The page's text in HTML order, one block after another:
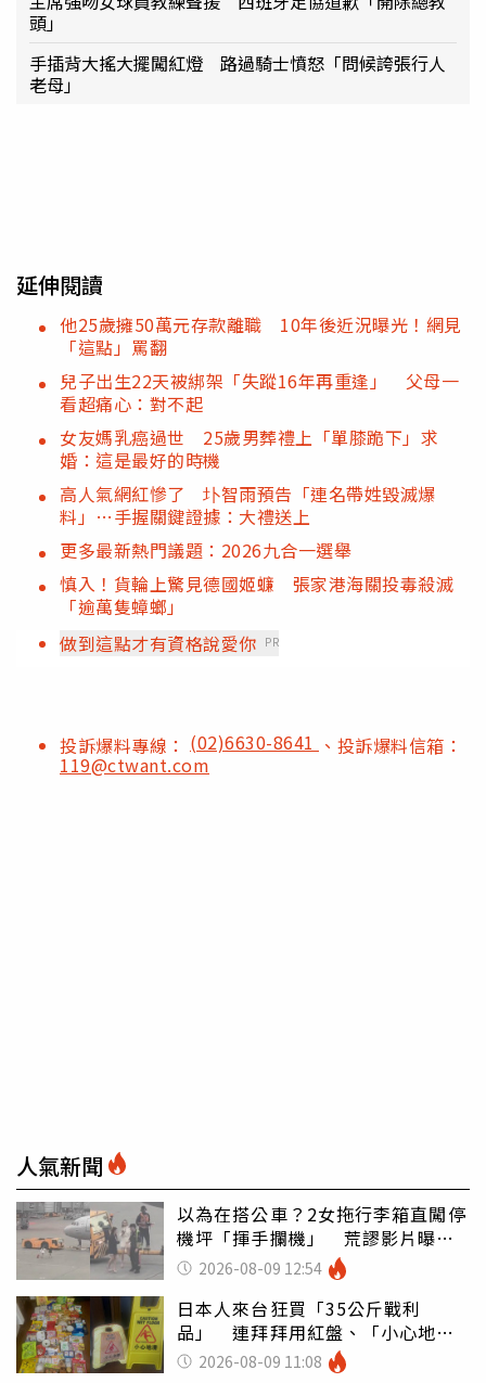
頭」
手插背大搖大擺闖紅燈 路過騎士憤怒「問候誇張行人
老母」
延伸閱讀
他25歲擁50萬元存款離職 10年後近況曝光！網見
「這點」罵翻
兒子出生22天被綁架「失蹤16年再重逢」 父母一
看超痛心：對不起
女友媽乳癌過世 25歲男葬禮上「單膝跪下」求
婚：這是最好的時機
高人氣網紅慘了 圤智雨預告「連名帶姓毀滅爆
料」…手握關鍵證據：大禮送上
更多最新熱門議題：2026九合一選舉
慎入！貨輪上驚見德國姬蠊 張家港海關投毒殺滅
「逾萬隻蟑螂」
做到這點才有資格說愛你 PR
投訴爆料專線： (02)6630-8641 、投訴爆料信箱：
119@ctwant.com
人氣新聞
以為在搭公車？2女拖行李箱直闖停
機坪「揮手攔機」 荒謬影片曝網
傻眼2026-08-09 12:54
日本人來台狂買「35公斤戰利
品」 連拜拜用紅盤、「小心地
滑」告示牌也帶回家
2026-08-09 11:08